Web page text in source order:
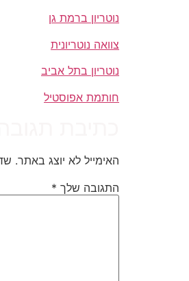
נוטריון ברמת גן
צוואה נוטריונית
נוטריון בתל אביב
חותמת אפוסטיל
האימייל לא יוצג באתר.
התגובה שלך *